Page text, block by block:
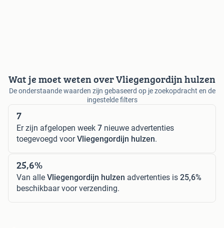
Wat je moet weten over Vliegengordijn hulzen
De onderstaande waarden zijn gebaseerd op je zoekopdracht en de
ingestelde filters
7
Er zijn afgelopen week 7 nieuwe advertenties
toegevoegd voorVliegengordijn hulzen.
25,6%
Van alle Vliegengordijn hulzen advertenties is 25,6%
beschikbaar voor verzending.